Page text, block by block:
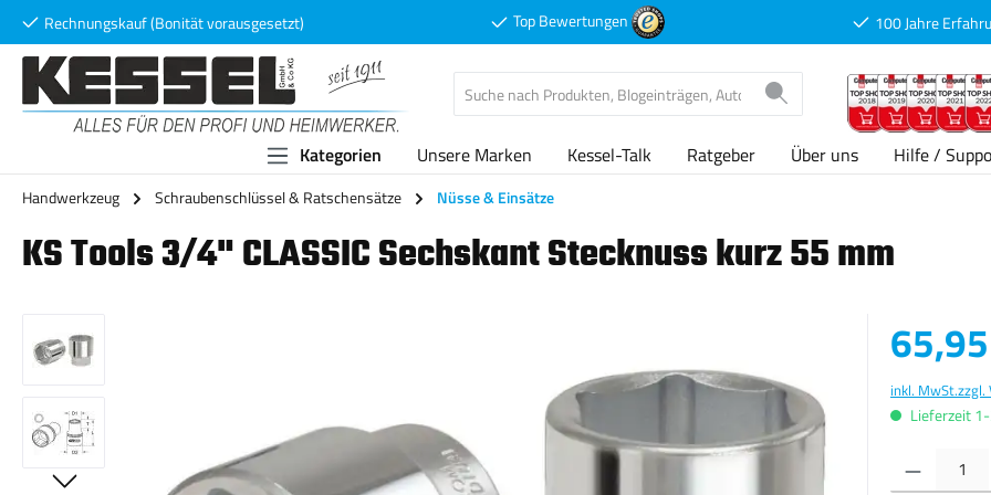
Hauptinhalt springen
Zur Suche springen
Zur Hauptnavigation springen
Rechnungskauf (Bonität vorausgesetzt) Top Bewertungen 100 Jahre
Kategorien Unsere Marken Kessel-Talk Ratgeber Über uns Hilfe /
Handwerkzeug Schraubenschlüssel & Ratschensätze Nüsse & Einsätze
KS Tools 3/4" CLASSIC Sechskant Stecknuss kurz 55 mm
Verkaufspreis:
inkl. MwSt.zzgl.
Lieferzeit
Produkt Anzahl: